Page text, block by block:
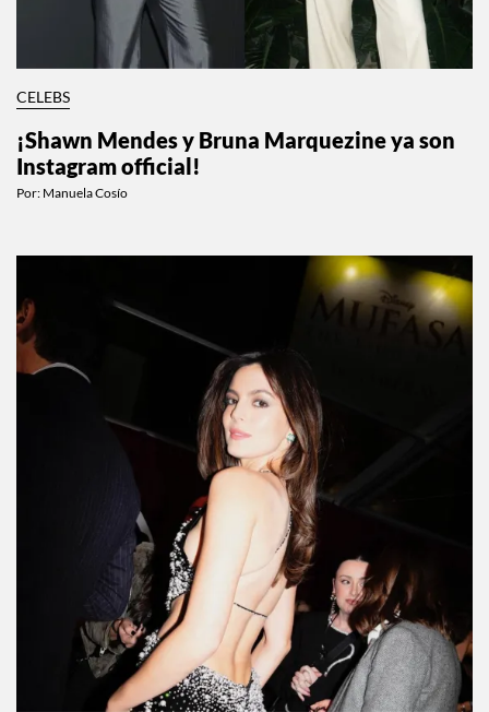
CELEBS
¡Shawn Mendes y Bruna Marquezine ya son
Instagram official!
Por: Manuela Cosío